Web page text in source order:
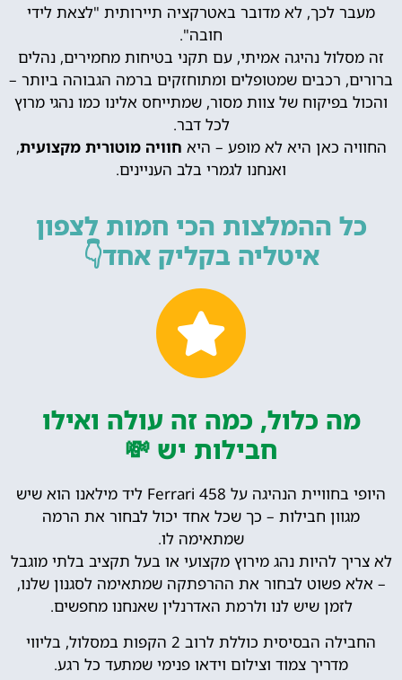
מעבר לכך, לא מדובר באטרקציה תיירותית "לצאת לידי
חובה".
זה מסלול נהיגה אמיתי, עם תקני בטיחות מחמירים, נהלים
ברורים, רכבים שמטופלים ומתוחזקים ברמה הגבוהה ביותר –
והכול בפיקוח של צוות מסור, שמתייחס אלינו כמו נהגי מרוץ
לכל דבר.
החוויה כאן היא לא מופע – היא חוויה מוטורית מקצועית,
ואנחנו לגמרי בלב העניינים.
כל ההמלצות הכי חמות לצפון
איטליה בקליק אחד👇
מה כלול, כמה זה עולה ואילו
חבילות יש 💸
היופי בחוויית הנהיגה על Ferrari 458 ליד מילאנו הוא שיש
מגוון חבילות – כך שכל אחד יכול לבחור את הרמה
שמתאימה לו.
לא צריך להיות נהג מירוץ מקצועי או בעל תקציב בלתי מוגבל
– אלא פשוט לבחור את ההרפתקה שמתאימה לסגנון שלנו,
לזמן שיש לנו ולרמת האדרנלין שאנחנו מחפשים.
החבילה הבסיסית כוללת לרוב 2 הקפות במסלול, בליווי
מדריך צמוד וצילום וידאו פנימי שמתעד כל רגע.